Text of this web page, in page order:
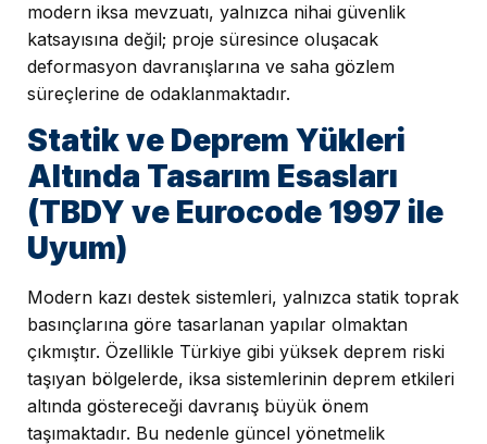
modern iksa mevzuatı, yalnızca nihai güvenlik
katsayısına değil; proje süresince oluşacak
deformasyon davranışlarına ve saha gözlem
süreçlerine de odaklanmaktadır.
Statik ve Deprem Yükleri
Altında Tasarım Esasları
(TBDY ve Eurocode 1997 ile
Uyum)
Modern kazı destek sistemleri, yalnızca statik toprak
basınçlarına göre tasarlanan yapılar olmaktan
çıkmıştır. Özellikle Türkiye gibi yüksek deprem riski
taşıyan bölgelerde, iksa sistemlerinin deprem etkileri
altında göstereceği davranış büyük önem
taşımaktadır. Bu nedenle güncel yönetmelik